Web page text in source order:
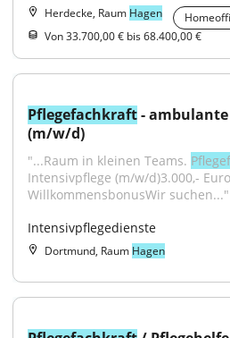
Herdecke, Raum Hagen
Von 33.700,00 € bis 68.400,00 €
Pflegefachkraft -
(m/w/d)
"...Raum in kleinen Teams.
Intensivpflege (m/w/d)3.000,- Euro
WillkommensbonusWir suchen..."
Intensivpflegedienste
Dortmund, Raum Hagen